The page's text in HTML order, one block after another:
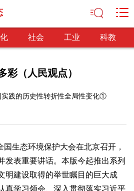
社会 工业 科教
公正 民主政治
观察思考
彩（人民观点）
践的历史性转折性全局性变化①
生态环境保护大会在北京召开，
发表重要讲话。本版今起推出系列
明建设取得的举世瞩目的巨大成
真学习领会、深入贯彻落实习近平